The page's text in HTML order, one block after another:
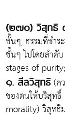
(๒๗๐) วิสุทธิ
ขั้นๆ, ธรรมที่ชำร
ขั้นๆ ไปโดยลำ
stages of
๑. สีลวิสุทธิ (ค
ของตนให้บริสุท
morality) วิสุทธิ